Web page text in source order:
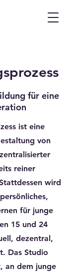
für eine
ist eine
von
reiner
wird
für junge
15 und 24
dezentral,
Das Studio
an dem junge